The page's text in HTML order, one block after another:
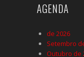
AGENDA
de 2026
Setembro
Outubro de